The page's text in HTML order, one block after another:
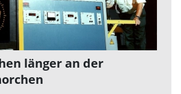
länger an der